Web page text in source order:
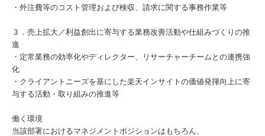
・外注費等のコスト管理および検収、請求に関する事務作業等
３．売上拡大／利益創出に寄与する業務改善活動や仕組みづくりの推
進
・定常業務の効率化やディレクター、リサーチャーチームとの連携強
化
・クライアントニーズを基にした楽天インサイトの価値発揮向上に寄
与する活動・取り組みの推進等
働く環境
当該部署におけるマネジメントポジションはもちろん、